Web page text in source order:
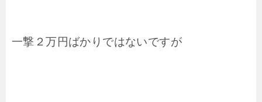
一撃２万円ばかりではないですが